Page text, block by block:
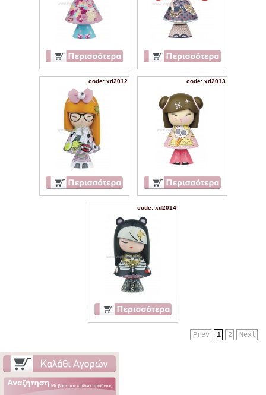
code: xd2012 code: xd2013
code: xd2014
Next
2
1
Prev